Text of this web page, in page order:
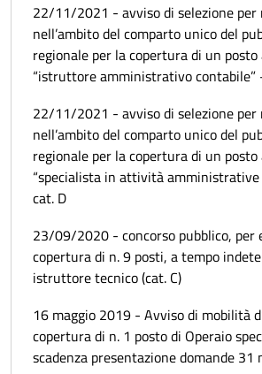
22/11/2021 - avviso di selezione
nell’ambito del comparto unico del
regionale per la copertura di un
“istruttore amministrativo contabile”
22/11/2021 - avviso di selezione
nell’ambito del comparto unico del
regionale per la copertura di un
“specialista in attività
cat. D
23/09/2020 - concorso pubblico, per
copertura di n. 9 posti, a tempo
istruttore tecnico (cat. C)
16 maggio 2019 - Avviso di mobilità
copertura di n. 1 posto di Operaio
scadenza presentazione domande 31